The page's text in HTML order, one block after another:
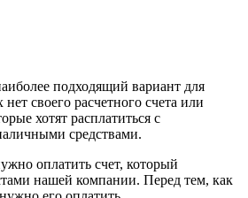
подходящий вариант для
своего расчетного счета или
хотят расплатиться с
средствами.
оплатить счет, который
нашей компании. Перед тем, как